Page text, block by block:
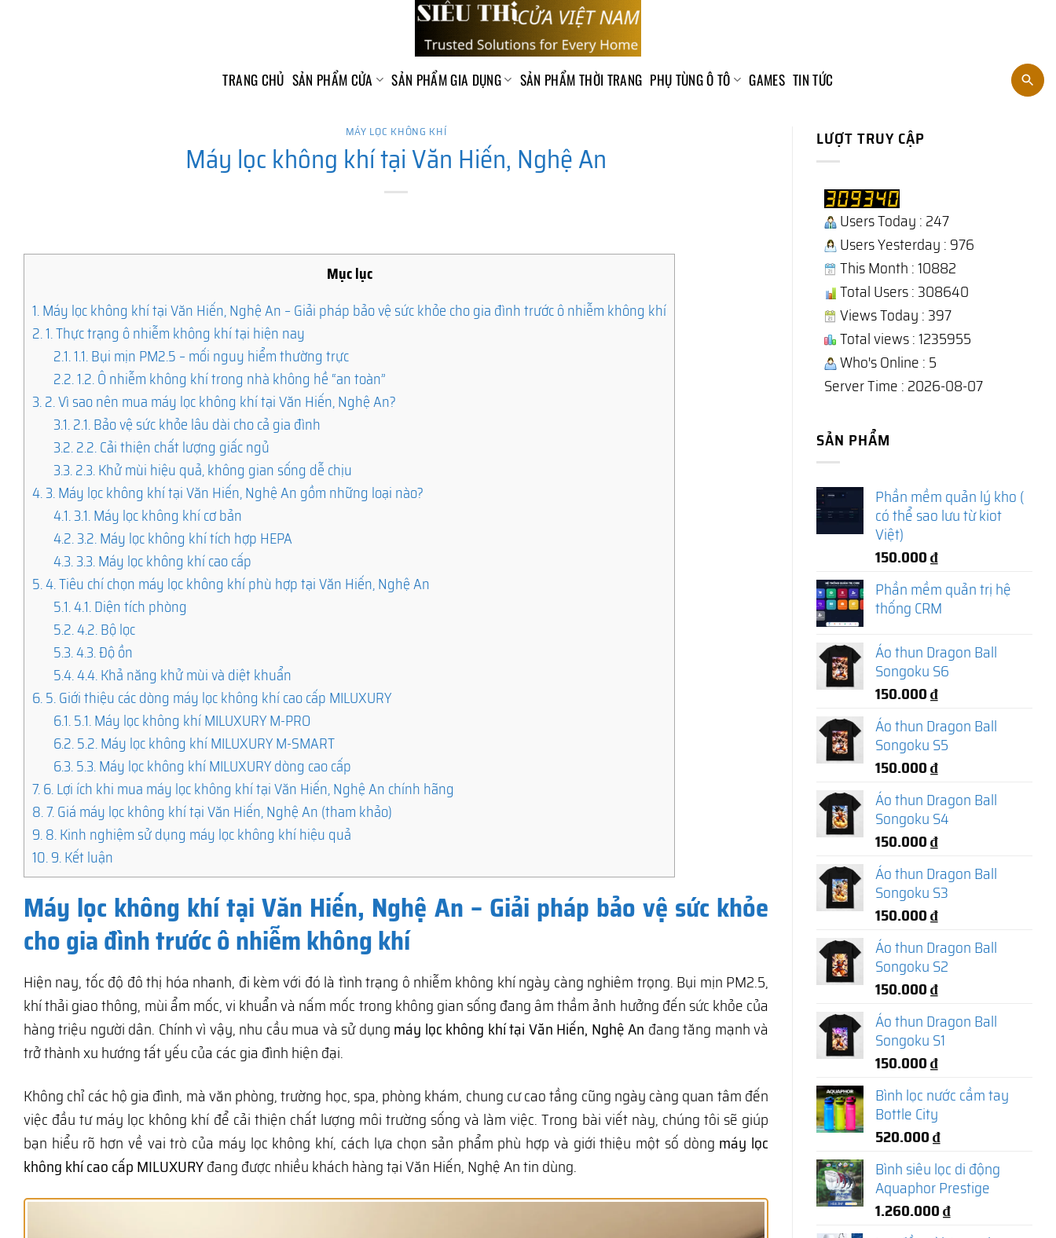
TRANG CHỦ SẢN PHẨM CỬA SẢN PHẨM GIA DỤNG SẢN PHẨM THỜI TRANG PHỤ TÙNG Ô TÔ GAMES TIN TỨC
MÁY LỌC KHÔNG KHÍ
Máy lọc không khí tại Văn Hiến, Nghệ An
Mục lục
1.Máy lọc không khí tại Văn Hiến, Nghệ An – Giải pháp bảo vệ sức khỏe cho gia đình trước ô nhiễm không khí
2.1. Thực trạng ô nhiễm không khí tại hiện nay
2.1.1.1. Bụi mịn PM2.5 – mối nguy hiểm thường trực
2.2.1.2. Ô nhiễm không khí trong nhà không hề “an toàn”
3.2. Vì sao nên mua máy lọc không khí tại Văn Hiến, Nghệ An?
3.1.2.1. Bảo vệ sức khỏe lâu dài cho cả gia đình
3.2.2.2. Cải thiện chất lượng giấc ngủ
3.3.2.3. Khử mùi hiệu quả, không gian sống dễ chịu
4.3. Máy lọc không khí tại Văn Hiến, Nghệ An gồm những loại nào?
4.1.3.1. Máy lọc không khí cơ bản
4.2.3.2. Máy lọc không khí tích hợp HEPA
4.3.3.3. Máy lọc không khí cao cấp
5.4. Tiêu chí chọn máy lọc không khí phù hợp tại Văn Hiến, Nghệ An
5.1.4.1. Diện tích phòng
5.2.4.2. Bộ lọc
5.3.4.3. Độ ồn
5.4.4.4. Khả năng khử mùi và diệt khuẩn
6.5. Giới thiệu các dòng máy lọc không khí cao cấp MILUXURY
6.1.5.1. Máy lọc không khí MILUXURY M-PRO
6.2.5.2. Máy lọc không khí MILUXURY M-SMART
6.3.5.3. Máy lọc không khí MILUXURY dòng cao cấp
7.6. Lợi ích khi mua máy lọc không khí tại Văn Hiến, Nghệ An chính hãng
8.7. Giá máy lọc không khí tại Văn Hiến, Nghệ An (tham khảo)
9.8. Kinh nghiệm sử dụng máy lọc không khí hiệu quả
10.9. Kết luận
Máy lọc không khí tại Văn Hiến, Nghệ An – Giải pháp bảo vệ sức khỏe
cho gia đình trước ô nhiễm không khí
Hiện nay, tốc độ đô thị hóa nhanh, đi kèm với đó là tình trạng ô nhiễm không khí ngày càng nghiêm trọng. Bụi mịn PM2.5,
khí thải giao thông, mùi ẩm mốc, vi khuẩn và nấm mốc trong không gian sống đang âm thầm ảnh hưởng đến sức khỏe của
hàng triệu người dân. Chính vì vậy, nhu cầu mua và sử dụng máy lọc không khí tại Văn Hiến, Nghệ An đang tăng mạnh và
trở thành xu hướng tất yếu của các gia đình hiện đại.
Không chỉ các hộ gia đình, mà văn phòng, trường học, spa, phòng khám, chung cư cao tầng cũng ngày càng quan tâm đến
việc đầu tư máy lọc không khí để cải thiện chất lượng môi trường sống và làm việc. Trong bài viết này, chúng tôi sẽ giúp
bạn hiểu rõ hơn về vai trò của máy lọc không khí, cách lựa chọn sản phẩm phù hợp và giới thiệu một số dòng máy lọc
không khí cao cấp MILUXURYđang được nhiều khách hàng tại Văn Hiến, Nghệ An tin dùng.
LƯỢT TRUY CẬP
Users Today : 247
Users Yesterday : 976
This Month : 10882
Total Users : 308640
Views Today : 397
Total views : 1235955
Who's Online : 5
Server Time : 2026-08-07
SẢN PHẨM
Phần mềm quản lý kho (
có thể sao lưu từ kiot
Việt)
150.000₫
Phần mềm quản trị hệ
thống CRM
Áo thun Dragon Ball
Songoku S6
150.000₫
Áo thun Dragon Ball
Songoku S5
150.000₫
Áo thun Dragon Ball
Songoku S4
150.000₫
Áo thun Dragon Ball
Songoku S3
150.000₫
Áo thun Dragon Ball
Songoku S2
150.000₫
Áo thun Dragon Ball
Songoku S1
150.000₫
Bình lọc nước cầm tay
Bottle City
520.000₫
Bình siêu lọc di động
Aquaphor Prestige
1.260.000₫